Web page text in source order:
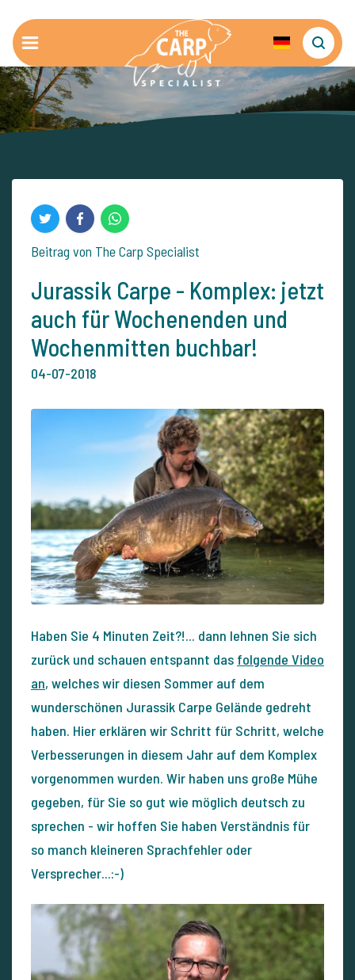
Beitrag von The Carp Specialist
Jurassik Carpe - Komplex: jetzt
auch für Wochenenden und
Wochenmitten buchbar!
04-07-2018
Haben Sie 4 Minuten Zeit?!... dann lehnen Sie sich
zurück und schauen entspannt das folgende Video
an, welches wir diesen Sommer auf dem
wunderschönen Jurassik Carpe Gelände gedreht
haben. Hier erklären wir Schritt für Schritt, welche
Verbesserungen in diesem Jahr auf dem Komplex
vorgenommen wurden. Wir haben uns große Mühe
gegeben, für Sie so gut wie möglich deutsch zu
sprechen - wir hoffen Sie haben Verständnis für
so manch kleineren Sprachfehler oder
Versprecher...:-)